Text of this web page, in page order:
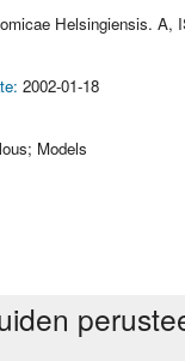
Helsingiensis. A,
2002-01-18
Models